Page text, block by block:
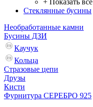
Стеклянные бусины
Необработанные камни
Бусины ДЗИ
Каучук
Кольца
Стразовые цепи
Друзы
Кисти
Фурнитура СЕРЕБРО 925